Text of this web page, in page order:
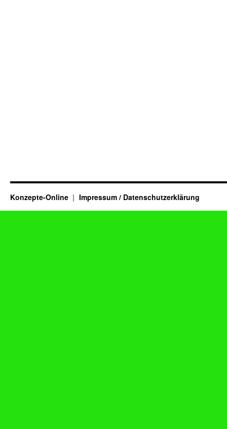
Konzepte-Online Impressum / Datenschutzerklärung